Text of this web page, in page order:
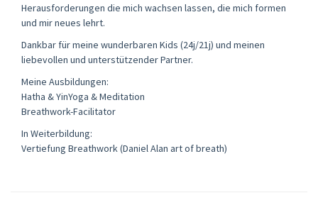
Herausforderungen die mich wachsen lassen, die mich formen
und mir neues lehrt.
Dankbar für meine wunderbaren Kids (24j/21j) und meinen
liebevollen und unterstützender Partner.
Meine Ausbildungen:
Hatha & YinYoga & Meditation
Breathwork-Facilitator
In Weiterbildung:
Vertiefung Breathwork (Daniel Alan art of breath)